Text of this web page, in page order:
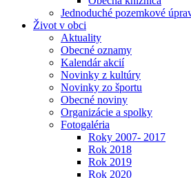
Jednoduché pozemkové
Život v obci
Aktuality
Obecné oznamy
Kalendár akcií
Novinky z kultúry
Novinky zo športu
Obecné noviny
Organizácie a spolky
Fotogaléria
Roky 2007- 2017
Rok 2018
Rok 2019
Rok 2020